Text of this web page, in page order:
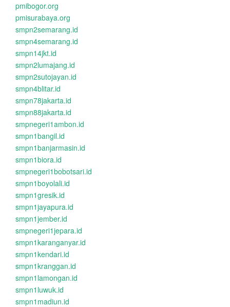
pmibogor.org
pmisurabaya.org
smpn2semarang.id
smpn4semarang.id
smpn14jkt.id
smpn2lumajang.id
smpn2sutojayan.id
smpn4blitar.id
smpn78jakarta.id
smpn88jakarta.id
smpnegeri1ambon.id
smpn1bangil.id
smpn1banjarmasin.id
smpn1biora.id
smpnegeri1bobotsari.id
smpn1boyolali.id
smpn1gresik.id
smpn1jayapura.id
smpn1jember.id
smpnegeri1jepara.id
smpn1karanganyar.id
smpn1kendari.id
smpn1kranggan.id
smpn1lamongan.id
smpn1luwuk.id
smpn1madiun.id